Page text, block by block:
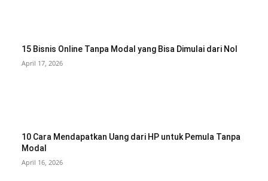
15 Bisnis Online Tanpa Modal yang Bisa Dimulai dari Nol
April 17, 2026
10 Cara Mendapatkan Uang dari HP untuk Pemula Tanpa
Modal
April 16, 2026